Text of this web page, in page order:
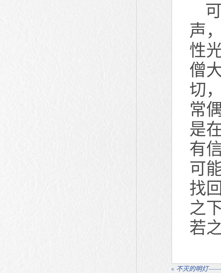
声
性
僧
切
常
是
有
可
找
之
若
« 不灭的明灯——